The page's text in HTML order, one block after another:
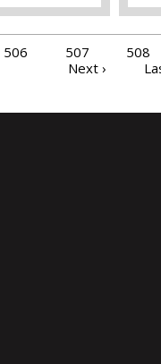
506 507 508
Next ›